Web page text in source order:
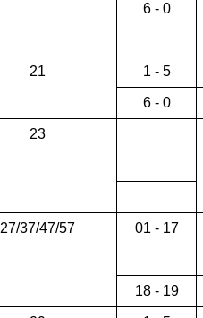
6 - 0
21 1 - 5
6 - 0
23
27/37/47/57 01 - 17
18 - 19